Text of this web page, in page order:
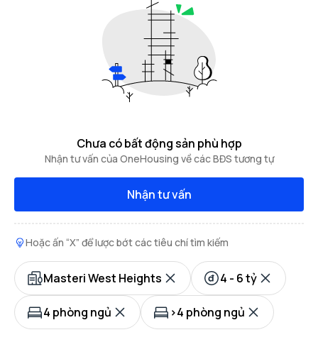
Chưa có bất động sản phù hợp
Nhận tư vấn của OneHousing về các BĐS tương tự
Nhận tư vấn
Hoặc ấn “X” để lược bớt các tiêu chí tìm kiếm
Masteri West Heights 4 - 6 tỷ
4 phòng ngủ >4 phòng ngủ